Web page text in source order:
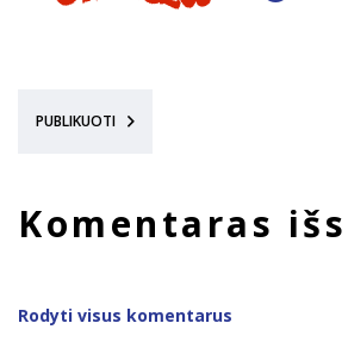
PUBLIKUOTI
Komentaras
Rodyti visus komentarus